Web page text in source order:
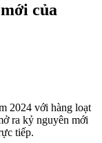
của
2024 với hàng loạt
ra kỷ nguyên mới
tiếp.